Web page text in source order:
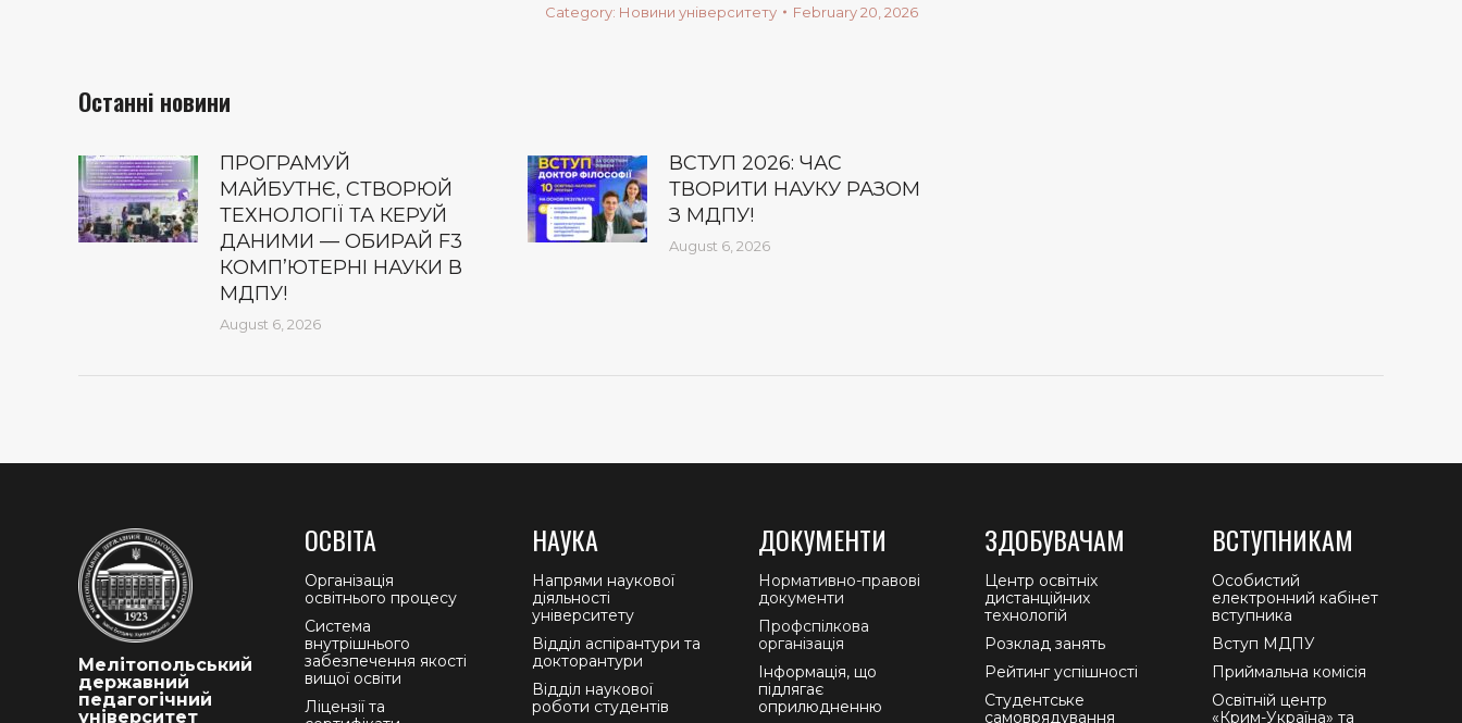
Category: Новини університету February 20, 2026
Останні новини
ПРОГРАМУЙ
МАЙБУТНЄ, СТВОРЮЙ
ТЕХНОЛОГІЇ ТА КЕРУЙ
ДАНИМИ — ОБИРАЙ F3
КОМП’ЮТЕРНІ НАУКИ В
МДПУ!
August 6, 2026
ВСТУП 2026: ЧАС
ТВОРИТИ НАУКУ РАЗОМ
З МДПУ!
August 6, 2026
Мелітопольський
державний
педагогічний
університет
ОСВІТА
Організація
освітнього процесу
Система
внутрішнього
забезпечення якості
вищої освіти
Ліцензії та
НАУКА
Напрями наукової
діяльності
університету
Відділ аспірантури та
докторантури
Відділ наукової
роботи студентів
ДОКУМЕНТИ
Нормативно-правові
документи
Профспілкова
організація
Інформація, що
підлягає
оприлюдненню
ЗДОБУВАЧАМ
Центр освітніх
дистанційних
технологій
Розклад занять
Рейтинг успішності
Студентське
самоврядування
ВСТУПНИКАМ
Особистий
електронний кабінет
вступника
Вступ МДПУ
Приймальна комісія
Освітній центр
«Крим-Україна» та